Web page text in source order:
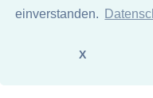
einverstanden.
X
92% unserer
Wir übernehmen keine
Richtigkeit und